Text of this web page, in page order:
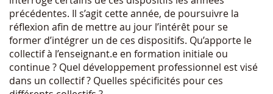
précédentes. Il s’agit cette année, de poursuivre la
réflexion afin de mettre au jour l’intérêt pour se
former d’intégrer un de ces dispositifs. Qu’apporte le
collectif à l’enseignant.e en formation initiale ou
continue ? Quel développement professionnel est visé
dans un collectif ? Quelles spécificités pour ces